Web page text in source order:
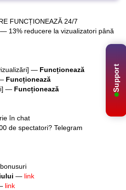
Support
FUNCȚIONEAZĂ 24/7
— 13% reducere la vizualizatori până
— Funcționează
Funcționează
— Funcționează
în chat
de spectatori? Telegram
— link
link